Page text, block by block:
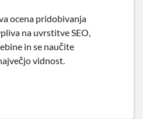
ocena pridobivanja
na uvrstitve SEO,
in se naučite
vidnost.